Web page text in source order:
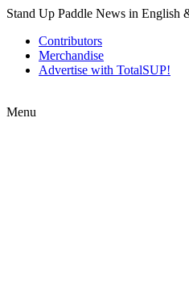
Stand Up Paddle News in English
Contributors
Merchandise
Advertise with TotalSUP!
Menu